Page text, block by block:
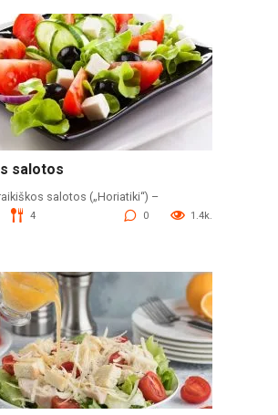
salotos
salotos („Horiatiki“) –
4 0 1.4k.